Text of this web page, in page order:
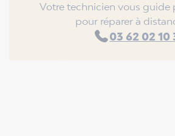
Votre technicien vous guide
pour réparer à
03 62 02 10